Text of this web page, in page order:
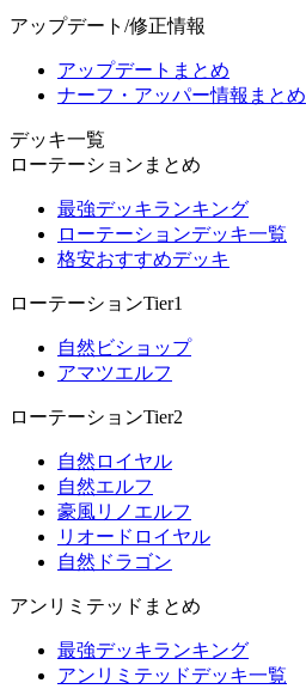
アップデート/修正情報
アップデートまとめ
ナーフ・アッパー情報まとめ
デッキ一覧
ローテーションまとめ
最強デッキランキング
ローテーションデッキ一覧
格安おすすめデッキ
ローテーションTier1
自然ビショップ
アマツエルフ
ローテーションTier2
自然ロイヤル
自然エルフ
豪風リノエルフ
リオードロイヤル
自然ドラゴン
アンリミテッドまとめ
最強デッキランキング
アンリミテッドデッキ一覧